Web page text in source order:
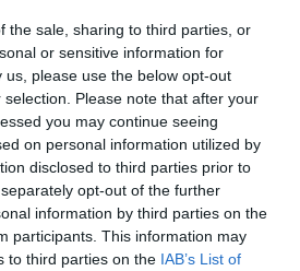
the sale, sharing to third parties, or
or sensitive information for
please use the below opt-out
Please note that after your
you may continue seeing
on personal information utilized by
disclosed to third parties prior to
opt-out of the further
information by third parties on the
participants. This information may
to third parties on the IAB’s List of